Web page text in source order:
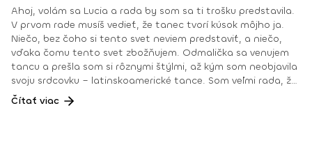
Ahoj, volám sa Lucia a rada by som sa ti trošku predstavila.
V prvom rade musíš vedieť, že tanec tvorí kúsok môjho ja.
Niečo, bez čoho si tento svet neviem predstaviť, a niečo,
vďaka čomu tento svet zbožňujem. Odmalička sa venujem
tancu a prešla som si rôznymi štýlmi, až kým som neobjavila
svoju srdcovku – latinskoamerické tance. Som veľmi rada, že
svoju vášeň môžem posúvať ďalej, a preto viem, že začať s
predcvičovaním bola tá najlepšia vec na svete, na ktorú ma
Čítať viac